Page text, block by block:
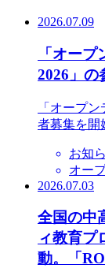
2026.07.09
「オー
2026」の
「オープ
者募集を開
お知
オー
2026.07.03
全国の中
ィ教育プ
動。「